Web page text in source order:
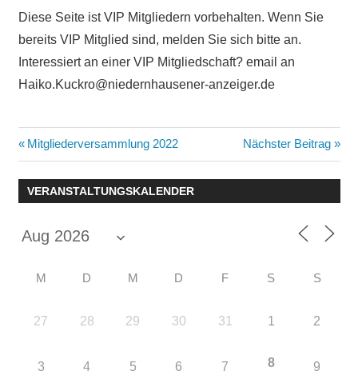
Diese Seite ist VIP Mitgliedern vorbehalten. Wenn Sie
bereits VIP Mitglied sind, melden Sie sich bitte an.
Interessiert an einer VIP Mitgliedschaft? email an
Haiko.Kuckro@niedernhausener-anzeiger.de
Beitragsnavigation
Vorheriger
Beitrag:
Mitgliederversammlung 2022
Nächster
Beitrag:
Nächster Beitrag
VERANSTALTUNGSKALENDER
M D M D F S S
27 28 29 30 31 1 2
3 4 5 6 7 8 9